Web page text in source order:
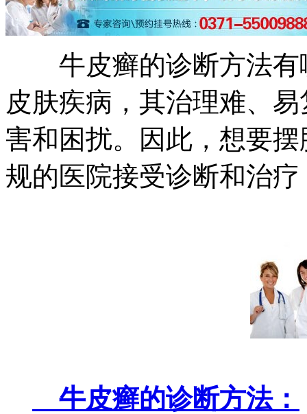
牛皮癣的诊断方法有
皮肤疾病，其治理难、
害和困扰。因此，想要
规的医院接受诊断和治
牛皮癣的诊断方法：